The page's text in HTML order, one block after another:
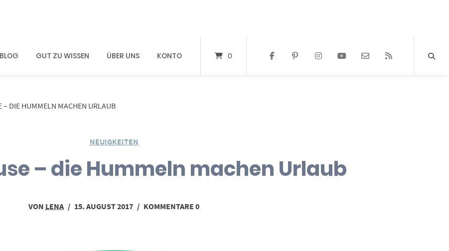
BLOG GUT ZU WISSEN ÜBER UNS KONTO 0
– DIE HUMMELN MACHEN URLAUB
NEUIGKEITEN
– die Hummeln machen Urlaub
VON LENA / 15. AUGUST 2017 / KOMMENTARE 0